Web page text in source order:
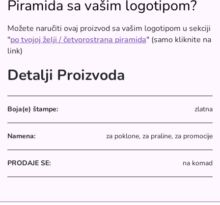
Piramida sa vašim logotipom?
Možete naručiti ovaj proizvod sa vašim logotipom u sekciji
"po tvojoj želji / četvorostrana piramida" (samo kliknite na
link)
Detalji Proizvoda
Boja(e) štampe: zlatna
Namena: za poklone, za praline, za promocije
PRODAJE SE: na komad